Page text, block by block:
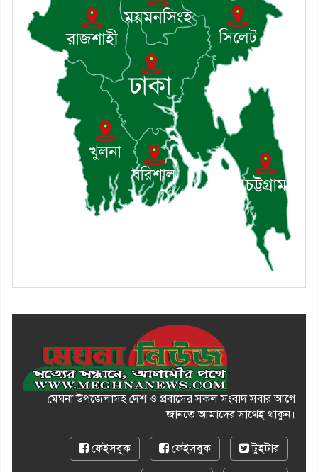
৮। দাউদকান্দিতে মুচি সম্প্রদায়ের
খোঁজখবর নিলেন ড. খন্দকার মারুফ
হোসেন
৯। মেঘনায় আইন-শৃঙ্খলা কমিটির
মাসিক সভা অনুষ্ঠিত
১০। জাতীয় নেতা ড. খন্দকার
মোশাররফ হোসেনের মূল্যায়ন কোথায়
এবং একটি বিশ্লেষণ
মেঘনা উপজেলাসহ দেশ ও প্রবাসের সকল সংবাদ সবার আগে
জানতে আমাদের সাথেই থাকুন।
ফেইসবুক ফেইসবুক টুইটার